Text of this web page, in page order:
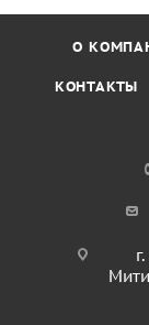
О
КОНТАКТЫ